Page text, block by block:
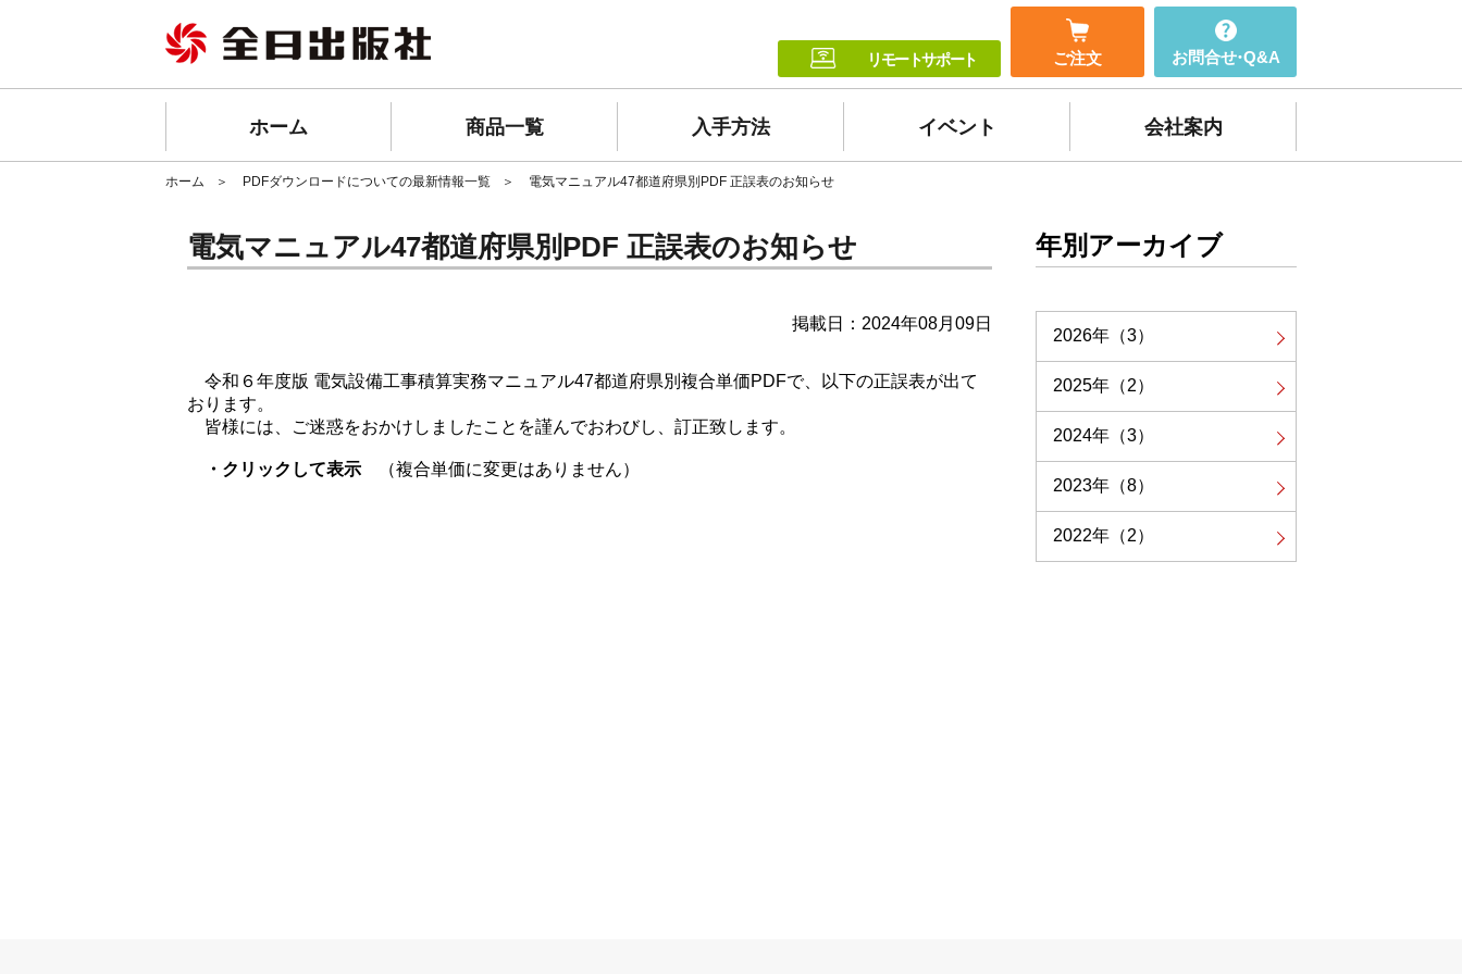
リモートサポート ご注文 お問合せ・Q&A
ホーム 商品一覧 入手方法 イベント 会社案内
ホーム PDFダウンロードについての最新情報一覧 電気マニュアル47都道府県別PDF 正誤表のお知らせ
電気マニュアル47都道府県別PDF 正誤表のお知らせ
掲載日：2024年08月09日
令和６年度版 電気設備工事積算実務マニュアル47都道府県別複合単価PDFで、以下の正誤表が出て
おります。
皆様には、ご迷惑をおかけしましたことを謹んでおわびし、訂正致します。
・クリックして表示 （複合単価に変更はありません）
年別アーカイブ
2026年 （3）
2025年 （2）
2024年 （3）
2023年 （8）
2022年 （2）